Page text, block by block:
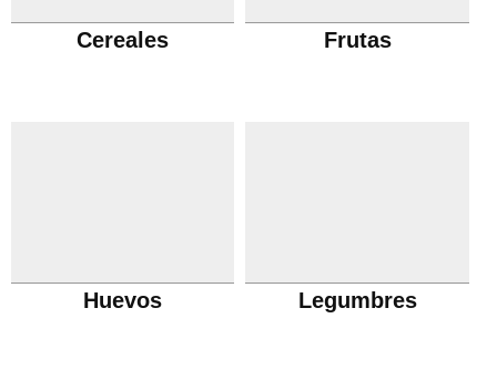
Cereales Frutas
Huevos Legumbres